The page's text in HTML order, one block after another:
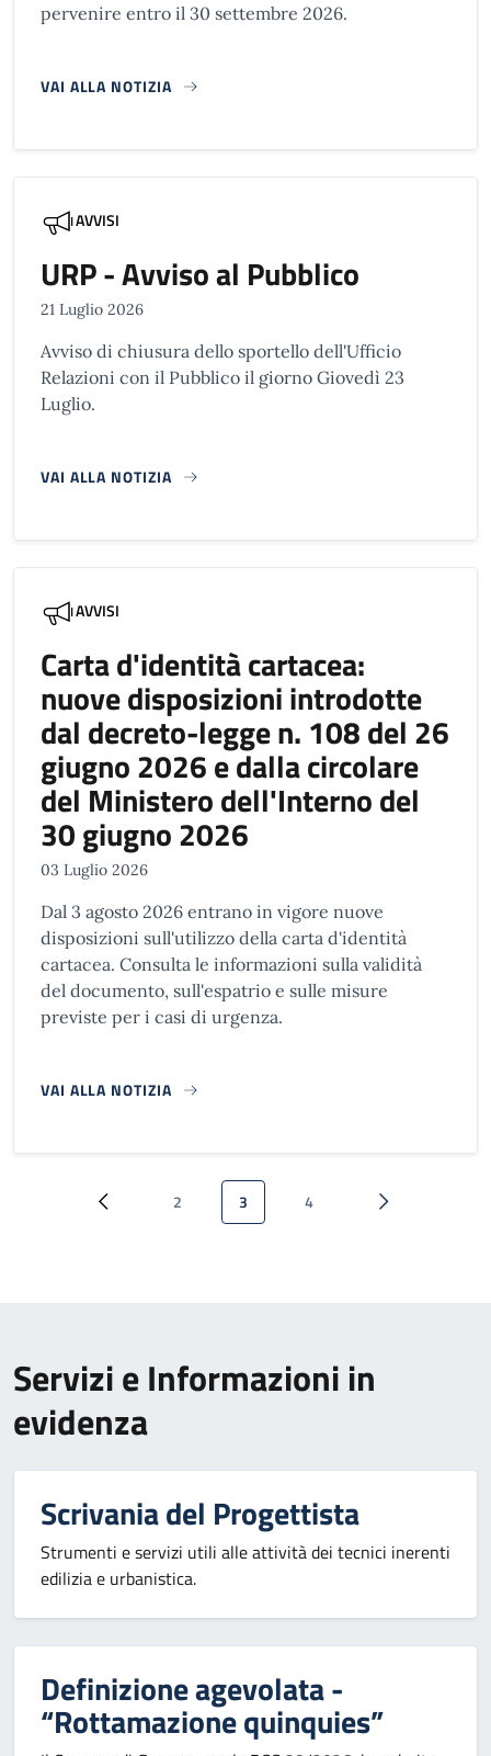
pervenire entro il 30 settembre 2026.
VAI ALLA NOTIZIA
AVVISI
URP - Avviso al Pubblico
21 Luglio 2026
Avviso di chiusura dello sportello dell'Ufficio
Relazioni con il Pubblico il giorno Giovedì 23
Luglio.
VAI ALLA NOTIZIA
AVVISI
Carta d'identità cartacea:
nuove disposizioni introdotte
dal decreto-legge n. 108 del 26
giugno 2026 e dalla circolare
del Ministero dell'Interno del
30 giugno 2026
03 Luglio 2026
Dal 3 agosto 2026 entrano in vigore nuove
disposizioni sull'utilizzo della carta d'identità
cartacea. Consulta le informazioni sulla validità
del documento, sull'espatrio e sulle misure
previste per i casi di urgenza.
VAI ALLA NOTIZIA
Paginazione
Pagina precedente
Pagina
2 Pagina attuale
3 Pagina
4 Pagina
Servizi e Informazioni in
evidenza
Scrivania del Progettista
Strumenti e servizi utili alle attività dei tecnici inerenti
edilizia e urbanistica.
Definizione agevolata -
“Rottamazione quinquies”